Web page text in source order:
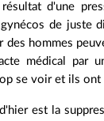
d'une
de juste
des hommes
médical par
se voir et ils
est la